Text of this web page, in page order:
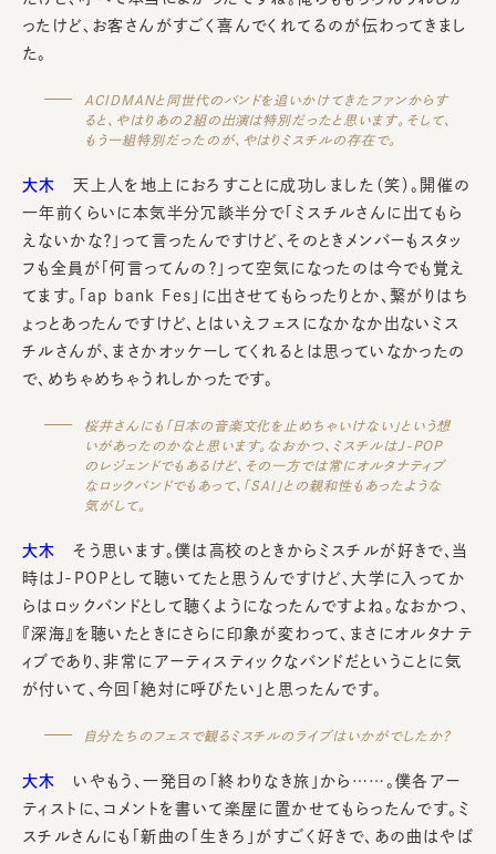
ったけど、お客さんがすごく喜んでくれてるのが伝わってきまし
た。
ACIDMANと同世代のバンドを追いかけてきたファンからす
ると、やはりあの2組の出演は特別だったと思います。そして、
もう一組特別だったのが、やはりミスチルの存在で。
大木
天上人を地上におろすことに成功しました（笑）。開催の
一年前くらいに本気半分冗談半分で「ミスチルさんに出てもら
えないかな？」って言ったんですけど、そのときメンバーもスタッ
フも全員が「何言ってんの？」って空気になったのは今でも覚え
てます。「ap bank Fes」に出させてもらったりとか、繋がりはち
ょっとあったんですけど、とはいえフェスになかなか出ないミス
チルさんが、まさかオッケーしてくれるとは思っていなかったの
で、めちゃめちゃうれしかったです。
桜井さんにも「日本の音楽文化を止めちゃいけない」という想
いがあったのかなと思います。なおかつ、ミスチルはJ-POP
のレジェンドでもあるけど、その一方では常にオルタナティブ
なロックバンドでもあって、「SAI」との親和性もあったような
気がして。
大木
そう思います。僕は高校のときからミスチルが好きで、当
時はJ-POPとして聴いてたと思うんですけど、大学に入ってか
らはロックバンドとして聴くようになったんですよね。なおかつ、
『深海』を聴いたときにさらに印象が変わって、まさにオルタナテ
ィブであり、非常にアーティスティックなバンドだということに気
が付いて、今回「絶対に呼びたい」と思ったんです。
自分たちのフェスで観るミスチルのライブはいかがでしたか？
大木
いやもう、一発目の「終わりなき旅」から……。僕各アー
ティストに、コメントを書いて楽屋に置かせてもらったんです。ミ
スチルさんにも「新曲の「生きろ」がすごく好きで、あの曲はやば